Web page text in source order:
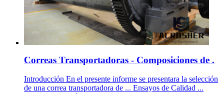
Correas Transportadoras - Composiciones de .
Introducción En el presente informe se presentara la selección
de una correa transportadora de ... Ensayos de Calidad ...